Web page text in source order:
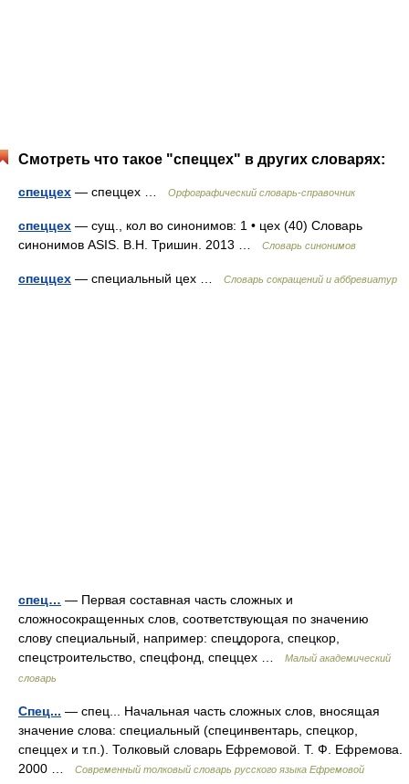
Смотреть что такое "спеццех" в других словарях:
спеццех — спеццех … Орфографический словарь-справочник
спеццех — сущ., кол во синонимов: 1 • цех (40) Словарь
синонимов ASIS. В.Н. Тришин. 2013 …
Словарь синонимов
спеццех — специальный цех … Словарь сокращений и аббревиатур
спец… — Первая составная часть сложных и
сложносокращенных слов, соответствующая по значению
слову специальный, например: спецдорога, спецкор,
спецстроительство, спецфонд, спеццех …
Малый академический
словарь
Спец... — спец... Начальная часть сложных слов, вносящая
значение слова: специальный (специнвентарь, спецкор,
спеццех и т.п.). Толковый словарь Ефремовой. Т. Ф. Ефремова.
2000 …
Современный толковый словарь русского языка Ефремовой